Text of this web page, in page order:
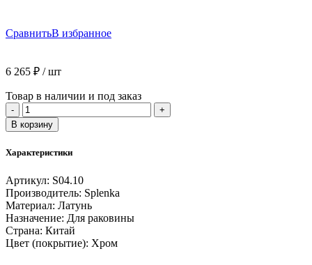
СравнитьВ избранное
6 265 ₽ / шт
Товар в наличии и под заказ
-
Количество
товара
Смеситель
S04.10
умывальника,
+
В корзину
Характеристики
Артикул: S04.10
Производитель: Splenka
Материал: Латунь
Назначение: Для раковины
Страна: Китай
Цвет (покрытие): Хром